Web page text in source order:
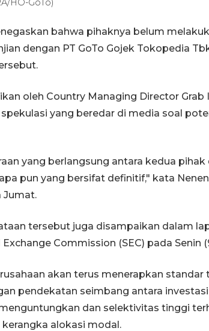
HO-GoTo)
bahwa pihaknya belum
dengan PT GoTo Gojek Tokopedia
oleh Country Managing Director Grab
yang beredar di media soal
yang berlangsung antara kedua pihak
pun yang bersifat definitif," kata
Jumat.
tersebut juga disampaikan dalam
Commission (SEC) pada Senin
akan terus menerapkan standar
pendekatan seimbang antara
dan selektivitas tinggi
alokasi modal.